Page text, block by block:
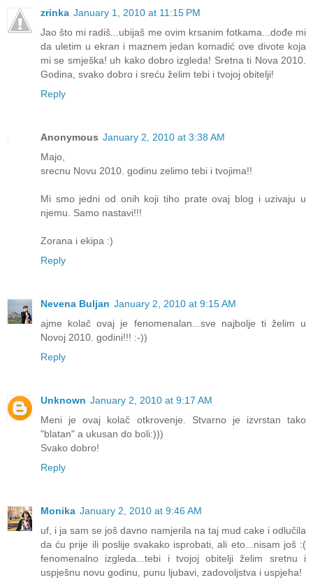
zrinka January 1, 2010 at 11:15 PM
Jao što mi radiš...ubijaš me ovim krsanim fotkama...dođe mi
da uletim u ekran i maznem jedan komadić ove divote koja
mi se smješka! uh kako dobro izgleda! Sretna ti Nova 2010.
Godina, svako dobro i sreću želim tebi i tvojoj obitelji!
Reply
Anonymous January 2, 2010 at 3:38 AM
Majo,
srecnu Novu 2010. godinu zelimo tebi i tvojima!!
Mi smo jedni od onih koji tiho prate ovaj blog i uzivaju u
njemu. Samo nastavi!!!
Zorana i ekipa :)
Reply
Nevena Buljan January 2, 2010 at 9:15 AM
ajme kolač ovaj je fenomenalan...sve najbolje ti želim u
Novoj 2010. godini!!! :-))
Reply
Unknown January 2, 2010 at 9:17 AM
Meni je ovaj kolač otkrovenje. Stvarno je izvrstan tako
"blatan" a ukusan do boli:)))
Svako dobro!
Reply
Monika January 2, 2010 at 9:46 AM
uf, i ja sam se još davno namjerila na taj mud cake i odlučila
da ću prije ili poslije svakako isprobati, ali eto...nisam još :(
fenomenalno izgleda...tebi i tvojoj obitelji želim sretnu i
uspješnu novu godinu, punu ljubavi, zadovoljstva i uspjeha!